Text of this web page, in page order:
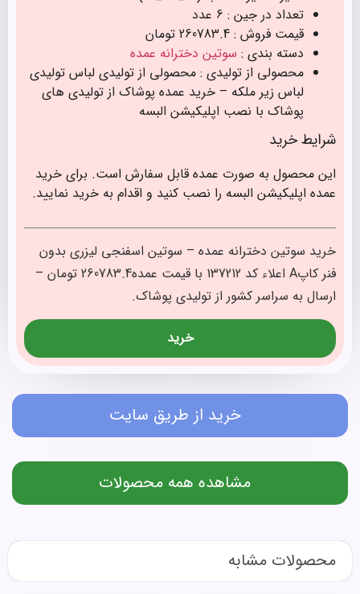
تعداد در جین : 6 عدد
قیمت فروش : 260783.4 تومان
دسته بندی : سوتین دخترانه عمده
محصولی از تولیدی : محصولی از تولیدی لباس تولیدی
لباس زیر ملکه – خرید عمده پوشاک از تولیدی های
پوشاک با نصب اپلیکیشن البسه
شرایط خرید
این محصول به صورت عمده قابل سفارش است. برای خرید
عمده اپلیکیشن البسه را نصب کنید و اقدام به خرید نمایید.
خرید سوتین دخترانه عمده – سوتین اسفنجی لیزری بدون
فنر کاپA اعلاء کد 137212 با قیمت عمده260783.4 تومان –
ارسال به سراسر کشور از تولیدی پوشاک.
خرید
خرید از طریق سایت
مشاهده همه محصولات
محصولات مشابه